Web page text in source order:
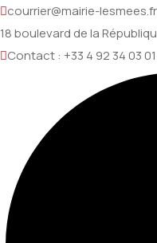
courrier@mairie-lesmees.fr
18 boulevard de la
Contact : +33 4 92 34 03 01